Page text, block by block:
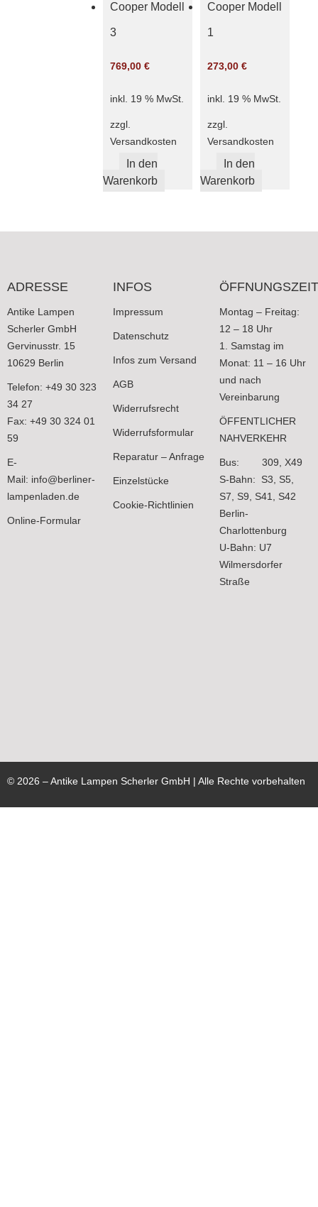
Cooper Modell
3
769,00 €
inkl. 19 % MwSt.
zzgl.
Versandkosten
In den
Warenkorb
Cooper Modell
1
273,00 €
inkl. 19 % MwSt.
zzgl.
Versandkosten
In den
Warenkorb
ADRESSE
Antike Lampen
Scherler GmbH
Gervinusstr. 15
10629 Berlin
Telefon: +49 30 323
34 27
Fax: +49 30 324 01
59
E-
Mail: info@berliner-
lampenladen.de
Online-Formular
INFOS
Impressum
Datenschutz
Infos zum Versand
AGB
Widerrufsrecht
Widerrufsformular
Reparatur – Anfrage
Einzelstücke
Cookie-Richtlinien
Montag – Freitag:
12 – 18 Uhr
1. Samstag im
Monat: 11 – 16 Uhr
und nach
Vereinbarung
ÖFFENTLICHER
NAHVERKEHR
Bus: 309, X49
S-Bahn: S3, S5,
S7, S9, S41, S42
Berlin-
Charlottenburg
U-Bahn: U7
Wilmersdorfer
Straße
© 2026 – Antike Lampen Scherler GmbH | Alle Rechte vorbehalten